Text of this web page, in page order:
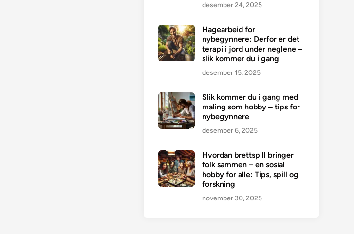
desember 24, 2025
Hagearbeid for
nybegynnere: Derfor er det
terapi i jord under neglene –
slik kommer du i gang
desember 15, 2025
Slik kommer du i gang med
maling som hobby – tips for
nybegynnere
desember 6, 2025
Hvordan brettspill bringer
folk sammen – en sosial
hobby for alle: Tips, spill og
forskning
november 30, 2025